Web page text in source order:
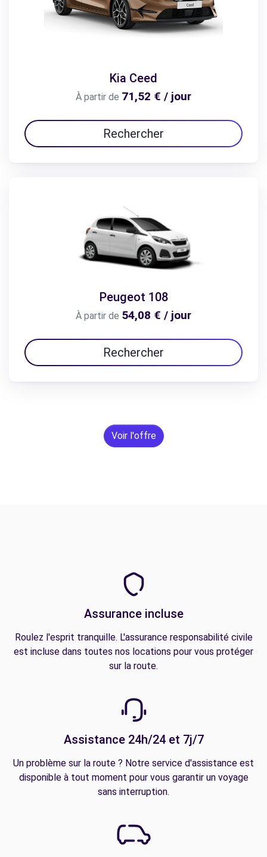
Kia Ceed
À partir de 71,52 € / jour
Rechercher
Peugeot 108
À partir de 54,08 € / jour
Rechercher
Voir l'offre
Assurance incluse
Roulez l'esprit tranquille. L'assurance responsabilité civile
est incluse dans toutes nos locations pour vous protéger
sur la route.
Assistance 24h/24 et 7j/7
Un problème sur la route ? Notre service d'assistance est
disponible à tout moment pour vous garantir un voyage
sans interruption.